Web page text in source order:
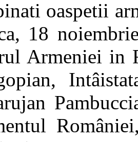
oaspetii
18
Armeniei in